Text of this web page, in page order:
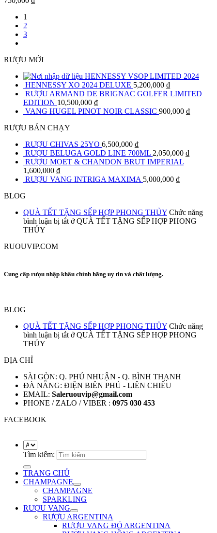
1
2
3
RƯỢU MỚI
HENNESSY VSOP LIMITED 2024
HENNESSY XO 2024 DELUXE 5,200,000 ₫
RƯỢU ARMAND DE BRIGNAC GOLFER LIMITED
EDITION 10,500,000 ₫
VANG HUGEL PINOT NOIR CLASSIC 900,000 ₫
RƯỢU BÁN CHẠY
RƯỢU CHIVAS 25YO 6,500,000 ₫
RƯỢU BELUGA GOLD LINE 700ML 2,050,000 ₫
RƯỢU MOET & CHANDON BRUT IMPERIAL
1,600,000 ₫
RƯỢU VANG INTRIGA MAXIMA 5,000,000 ₫
BLOG
QUÀ TẾT TẶNG SẾP HỢP PHONG THỦY Chức năng
bình luận bị tắt ở QUÀ TẾT TẶNG SẾP HỢP PHONG
THỦY
RUOUVIP.COM
Cung cấp rượu nhập khẩu chính hãng uy tin và chất lượng.
BLOG
QUÀ TẾT TẶNG SẾP HỢP PHONG THỦY Chức năng
bình luận bị tắt ở QUÀ TẾT TẶNG SẾP HỢP PHONG
THỦY
ĐỊA CHỈ
SÀI GÒN: Q. PHÚ NHUẬN - Q. BÌNH THẠNH
ĐÀ NẴNG: ĐIỆN BIÊN PHỦ - LIÊN CHIỂU
EMAIL: Saleruouvip@gmail.com
PHONE / ZALO / VIBER : 0975 030 453
FACEBOOK
Tìm kiếm:
TRANG CHỦ
CHAMPAGNE
CHAMPAGNE
SPARKLING
RƯỢU VANG
RƯỢU ARGENTINA
RƯỢU VANG ĐỎ ARGENTINA